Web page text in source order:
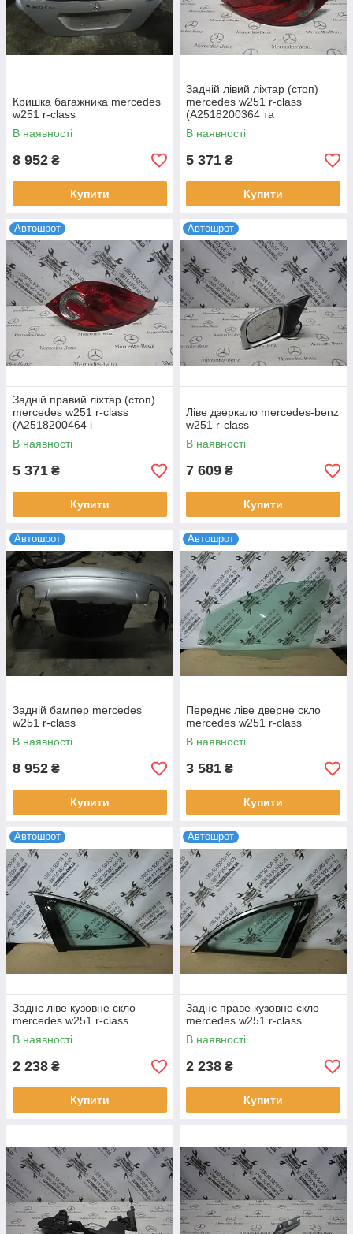
Кришка багажника mercedes
w251 r-class
В наявності
8 952 ₴
Купити
Задній лівий ліхтар (стоп)
mercedes w251 r-class
(A2518200364 та
A2518200164)
В наявності
5 371 ₴
Купити
Автошрот
Задній правий ліхтар (стоп)
mercedes w251 r-class
(A2518200464 і
A2518200264)
В наявності
5 371 ₴
Купити
Автошрот
Ліве дзеркало mercedes-benz
w251 r-class
В наявності
7 609 ₴
Купити
Автошрот
Задній бампер mercedes
w251 r-class
В наявності
8 952 ₴
Купити
Автошрот
Переднє ліве дверне скло
mercedes w251 r-class
В наявності
3 581 ₴
Купити
Автошрот
Заднє ліве кузовне скло
mercedes w251 r-class
В наявності
2 238 ₴
Купити
Автошрот
Заднє праве кузовне скло
mercedes w251 r-class
В наявності
2 238 ₴
Купити